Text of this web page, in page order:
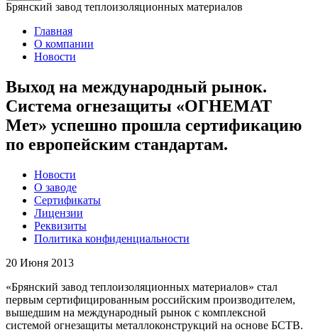
Брянский завод теплоизоляционных материалов
Главная
О компании
Новости
Выход на международный рынок.
Система огнезащиты «ОГНЕМАТ
Мет» успешно прошла сертификацию
по европейским стандартам.
Новости
О заводе
Сертификаты
Лицензии
Реквизиты
Политика конфиденциальности
20 Июня 2013
«Брянский завод теплоизоляционных материалов» стал
первым сертифицированным российским производителем,
вышедшим на международный рынок с комплексной
системой огнезащиты металлоконструкций на основе БСТВ.